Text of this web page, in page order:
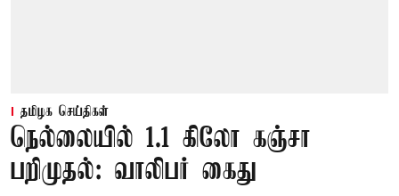
தமிழக செய்திகள்
நெல்லையில் 1.1 கிலோ கஞ்சா
பறிமுதல்: வாலிபர் கைது